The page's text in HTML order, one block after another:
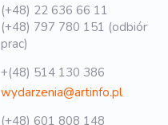
(+48) 22 636 66 11
(+48) 797 780 151 (odbiór
prac)
+(48) 514 130 386
wydarzenia@artinfo.pl
(+48) 601 808 148